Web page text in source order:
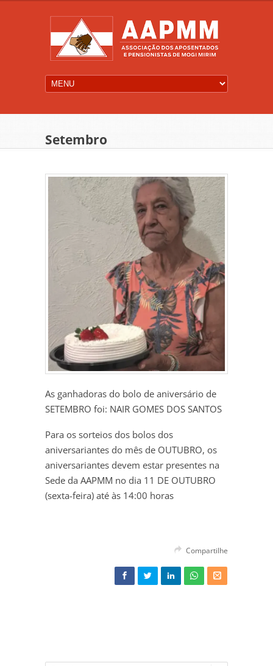
Setembro
As ganhadoras do bolo de aniversário de
SETEMBRO foi: NAIR GOMES DOS SANTOS
Para os sorteios dos bolos dos
aniversariantes do mês de OUTUBRO, os
aniversariantes devem estar presentes na
Sede da AAPMM no dia 11 DE OUTUBRO
(sexta-feira) até às 14:00 horas
Compartilhe